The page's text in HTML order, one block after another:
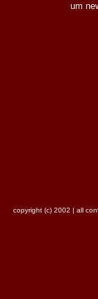
um
copyright (c) 2002 | all